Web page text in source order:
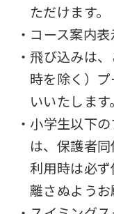
ただけます。
・コース案内
・飛び込みは
時を除く）
いいたします。
・小学生以下
は、保護者
利用時は必
離さぬようお